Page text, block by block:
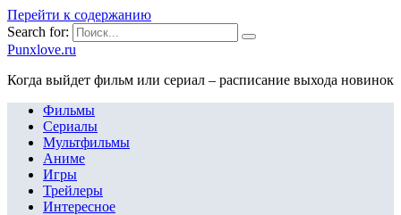
Перейти к содержанию
Search for:
Punxlove.ru
Когда выйдет фильм или сериал – расписание выхода новинок
Фильмы
Сериалы
Мультфильмы
Аниме
Игры
Трейлеры
Интересное